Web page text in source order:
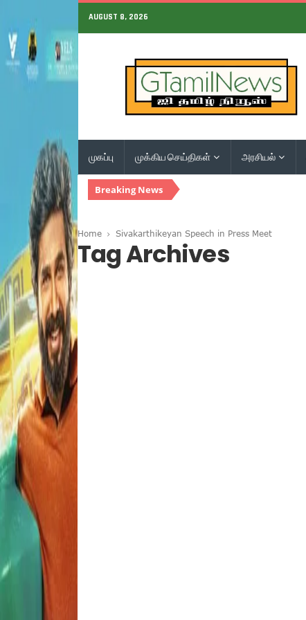
AUGUST 8, 2026
முகப்பு முக்கிய செய்திகள் அரசியல்
Breaking News
Home Sivakarthikeyan Speech in Press Meet
Tag Archives